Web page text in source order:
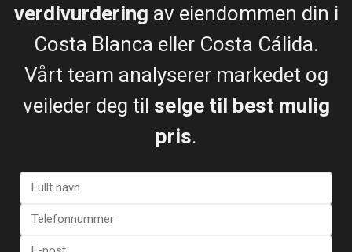
Plantegninger
verdivurdering av eiendommen din i
Costa Blanca eller Costa Cálida.
Vårt team analyserer markedet og
veileder deg til selge til best mulig
pris.